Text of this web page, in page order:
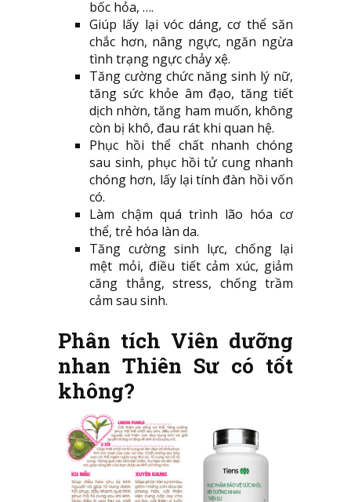
bốc hỏa, ….
Giúp lấy lại vóc dáng, cơ thể săn
chắc hơn, nâng ngực, ngăn ngừa
tình trạng ngực chảy xệ.
Tăng cường chức năng sinh lý nữ,
tăng sức khỏe âm đạo, tăng tiết
dịch nhờn, tăng ham muốn, không
còn bị khô, đau rát khi quan hệ.
Phục hồi thể chất nhanh chóng
sau sinh, phục hồi tử cung nhanh
chóng hơn, lấy lại tính đàn hồi vốn
có.
Làm chậm quá trình lão hóa cơ
thể, trẻ hóa làn da.
Tăng cường sinh lực, chống lại
mệt mỏi, điều tiết cảm xúc, giảm
căng thẳng, stress, chống trầm
cảm sau sinh.
Phân tích Viên dưỡng
nhan Thiên Sư có tốt
không?